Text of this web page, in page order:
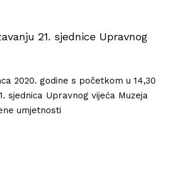
21. sjednice Upravnog
2020. godine s početkom u 14,30
sjednica Upravnog vijeća Muzeja
umjetnosti